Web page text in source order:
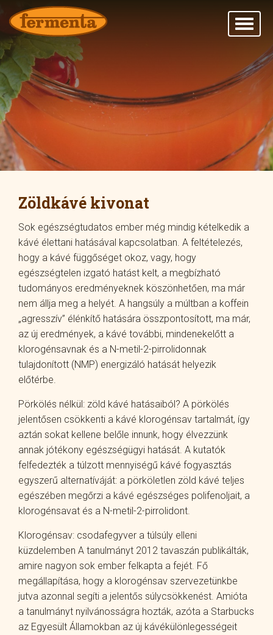
Zöldkávé kivonat
Sok egészségtudatos ember még mindig kételkedik a
kávé élettani hatásával kapcsolatban. A feltételezés,
hogy a kávé függőséget okoz, vagy, hogy
egészségtelen izgató hatást kelt, a megbízható
tudományos eredményeknek köszönhetően, ma már
nem állja meg a helyét. A hangsúly a múltban a koffein
„agresszív” élénkítő hatására összpontosított, ma már,
az új eredmények, a kávé további, mindenekelőtt a
klorogénsavnak és a N-metil-2-pirrolidonnak
tulajdonított (NMP) energizáló hatását helyezik
előtérbe.
Pörkölés nélkül: zöld kávé hatásaiból? A pörkölés
jelentősen csökkenti a kávé klorogénsav tartalmát, így
aztán sokat kellene belőle innunk, hogy élvezzünk
annak jótékony egészségügyi hatását. A kutatók
felfedezték a túlzott mennyiségű kávé fogyasztás
egyszerű alternatíváját: a pörköletlen zöld kávé teljes
egészében megőrzi a kávé egészséges polifenoljait, a
klorogénsavat és a N-metil-2-pirrolidont.
Klorogénsav: csodafegyver a túlsúly elleni
küzdelemben A tanulmányt 2012 tavaszán publikálták,
amire nagyon sok ember felkapta a fejét. Fő
megállapítása, hogy a klorogénsav szervezetünkbe
jutva azonnal segíti a jelentős súlycsökkenést. Amióta
a tanulmányt nyilvánosságra hozták, azóta a Starbucks
az Egyesült Államokban az új kávékülönlegességeit